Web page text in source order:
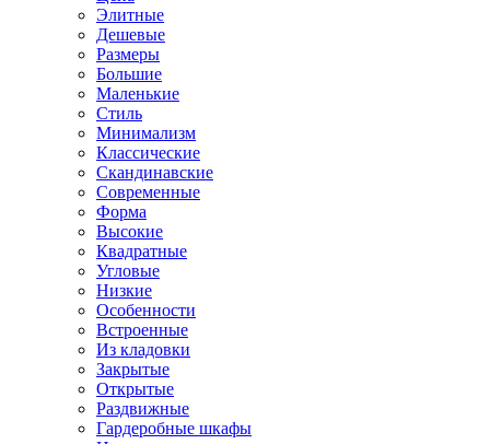
Элитные
Дешевые
Размеры
Большие
Маленькие
Стиль
Минимализм
Классические
Скандинавские
Современные
Форма
Высокие
Квадратные
Угловые
Низкие
Особенности
Встроенные
Из кладовки
Закрытые
Открытые
Раздвижные
Гардеробные шкафы